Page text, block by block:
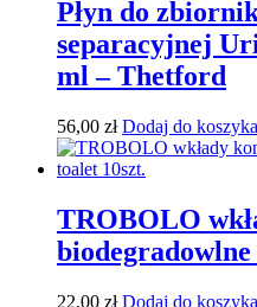
Płyn do
separacyjnej
ml – Thetford
56,00 zł Dodaj do koszyka
TROBOLO
22,00 zł Dodaj do koszyka